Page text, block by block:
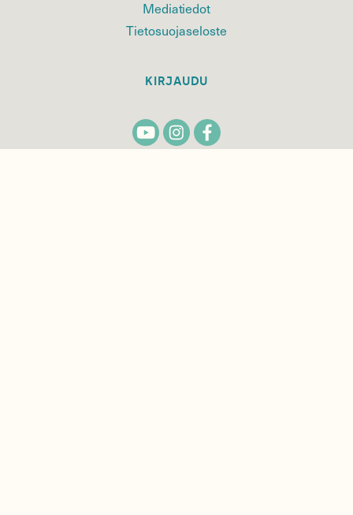
Mediatiedot
Tietosuojaseloste
KIRJAUDU